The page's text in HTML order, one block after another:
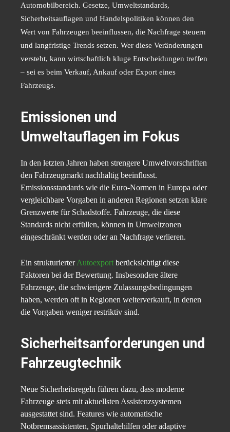
Automobilbereich. Gesetze, Umweltstandards,
Sicherheitsauflagen und Handelspolitiken können den
Wert von Fahrzeugen beeinflussen, die Nachfrage steuern
und langfristige Trends setzen. Wer diese Veränderungen
versteht, kann wirtschaftlich kluge Entscheidungen treffen
– sei es beim Verkauf, Ankauf oder Export eines
Fahrzeugs.
Emissionen und
Umweltauflagen im Fokus
In den letzten Jahren haben strengere Umweltvorschriften
den Fahrzeugmarkt nachhaltig beeinflusst.
Emissionsstandards wie die Euro-Normen in Europa oder
vergleichbare Vorgaben in anderen Regionen setzen klare
Grenzwerte für Schadstoffe. Fahrzeuge, die diese
Standards nicht erfüllen, können in Umweltzonen
eingeschränkt werden oder an Nachfrage verlieren.
Ein strukturierterAutoexport berücksichtigt diese
Faktoren bei der Bewertung. Insbesondere ältere
Fahrzeuge, die schwierigere Zulassungsbedingungen
haben, werden oft in Regionen weiterverkauft, in denen
die Vorgaben weniger restriktiv sind.
Sicherheitsanforderungen und
Fahrzeugtechnik
Neue Sicherheitsregeln führen dazu, dass moderne
Fahrzeuge stets mit aktuellsten Assistenzsystemen
ausgestattet sind. Features wie automatische
Notbremsassistenten, Spurhaltehilfen oder adaptive